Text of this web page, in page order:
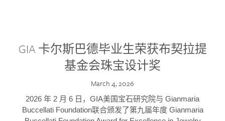
GIA 卡尔斯巴德毕业生荣获布契拉提
基金会珠宝设计奖
March 4, 2026
2026 年 2 月 6 日，GIA美国宝石研究院与 Gianmaria
Buccellati Foundation联合颁发了第九届年度 Gianmaria